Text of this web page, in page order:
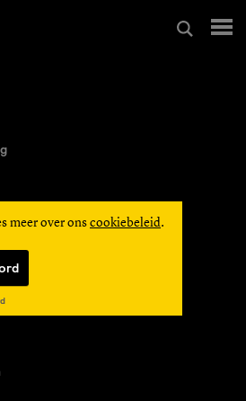
begeleiding
Wedstrijd
Editio Producties
meer over ons cookiebeleid.